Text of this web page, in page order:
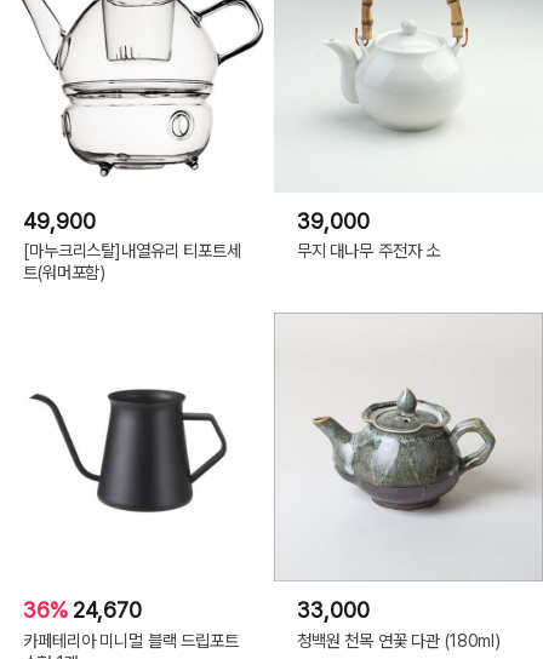
49,900
[마누크리스탈]내열유리 티포트세
트(워머포함)
39,000
무지 대나무 주전자 소
36% 24,670
카페테리아 미니멀 블랙 드립포트
33,000
청백원 천목 연꽃 다관 (180ml)